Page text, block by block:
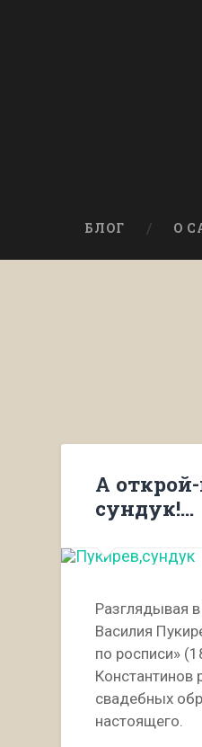
БЛОГ О
А
сундук!…
Разглядывая
Василия
по росписи»
свадебных
настоящего.